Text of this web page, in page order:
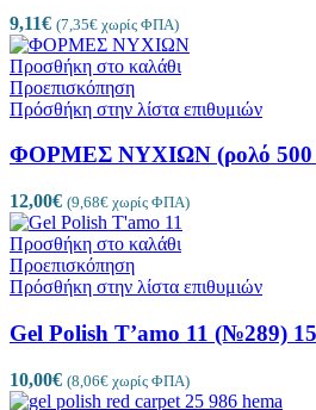
9,11€ (7,35€ χωρίς ΦΠΑ)
Προσθήκη στο καλάθι
Προεπισκόπηση
Πρόσθήκη στην λίστα επιθυμιών
ΦΟΡΜΕΣ ΝΥΧΙΩΝ (ρολό 500
12,00€ (9,68€ χωρίς ΦΠΑ)
Προσθήκη στο καλάθι
Προεπισκόπηση
Πρόσθήκη στην λίστα επιθυμιών
Gel Polish T’amo 11 (№289)
10,00€ (8,06€ χωρίς ΦΠΑ)